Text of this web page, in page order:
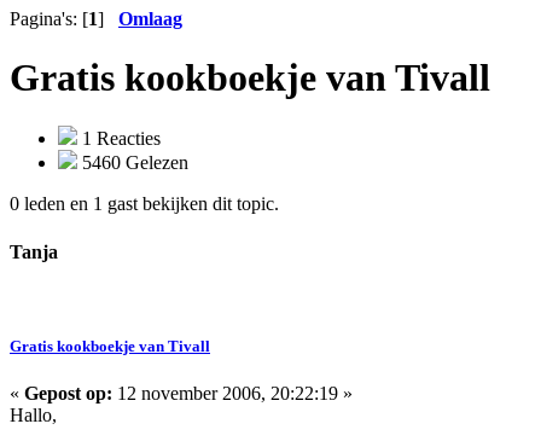
Pagina's: [1] Omlaag
Gratis kookboekje van Tivall
1 Reacties
5460 Gelezen
0 leden en 1 gast bekijken dit topic.
Tanja
Gratis kookboekje van Tivall
« Gepost op: 12 november 2006, 20:22:19 »
Hallo,